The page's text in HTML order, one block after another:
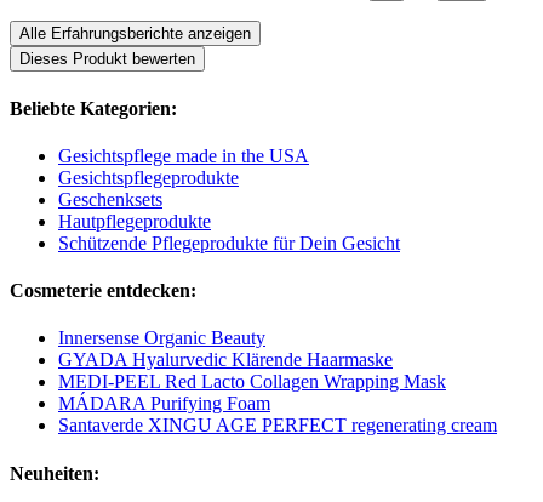
Alle Erfahrungsberichte anzeigen
Dieses Produkt bewerten
Beliebte Kategorien:
Gesichtspflege made in the USA
Gesichtspflegeprodukte
Geschenksets
Hautpflegeprodukte
Schützende Pflegeprodukte für Dein Gesicht
Cosmeterie entdecken:
Innersense Organic Beauty
GYADA Hyalurvedic Klärende Haarmaske
MEDI-PEEL Red Lacto Collagen Wrapping Mask
MÁDARA Purifying Foam
Santaverde XINGU AGE PERFECT regenerating cream
Neuheiten: